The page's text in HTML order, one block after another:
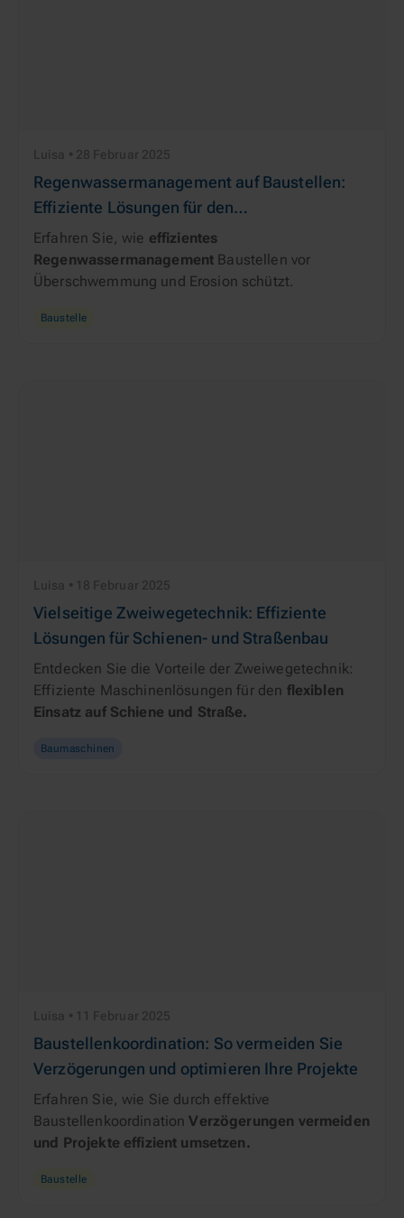
Luisa • 28 Februar 2025
Regenwassermanagement auf Baustellen:
Effiziente Lösungen für den
Überschwemmungs- und Erosionsschutz
Erfahren Sie, wie effizientes
Regenwassermanagement Baustellen vor
Überschwemmung und Erosion schützt.
Baustelle
Luisa • 18 Februar 2025
Vielseitige Zweiwegetechnik: Effiziente
Lösungen für Schienen- und Straßenbau
Entdecken Sie die Vorteile der Zweiwegetechnik:
Effiziente Maschinenlösungen für den flexiblen
Einsatz auf Schiene und Straße.
Baumaschinen
Luisa • 11 Februar 2025
Baustellenkoordination: So vermeiden Sie
Verzögerungen und optimieren Ihre Projekte
Erfahren Sie, wie Sie durch effektive
BaustellenkoordinationVerzögerungen vermeiden
und Projekte effizient umsetzen.
Baustelle